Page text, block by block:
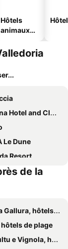
Hôtels
animaux
and Club Village
Le Dune
Resort
Castelsardo
Thalasso & SPA
de la
hôtels de plage
de plage
hôtels de plage